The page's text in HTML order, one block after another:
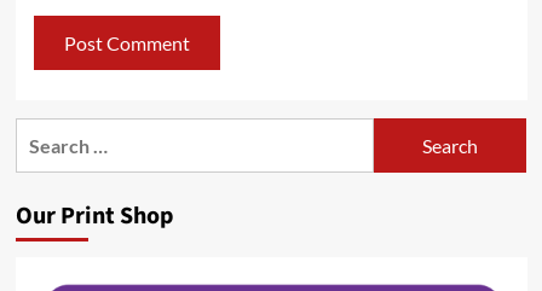
Our Print Shop